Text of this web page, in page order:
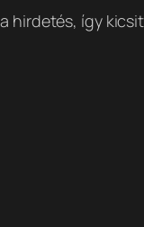
hirdetés, így